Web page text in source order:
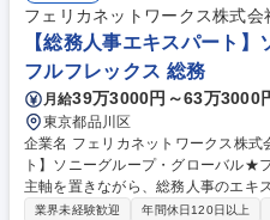
内規程の制定・改廃 ■コンプライアンス管理 等 募集職種
務】丸紅G/原子力専門商社/フレック
フェリカネットワークス株式会
【総務人事エキスパート
フルフレックス 総務
月給39万3000円～63万3000
東京都品川区
企業名 フェリカネットワークス株式会社 求人名 【総務人事エキ
ト】ソニーグループ・グローバル★フルフレックス
主軸を置きながら、総務人事のエキ
給与計算・勤怠管理・労務業務など
業界未経験歓迎 年間休日120日以上